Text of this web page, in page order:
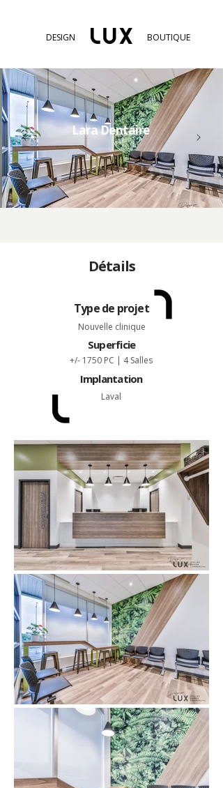
DESIGN BOUTIQUE
Lara Dentaire
Détails
Type de projet
Nouvelle clinique
Superficie
+/- 1750 PC | 4 Salles
Implantation
Laval